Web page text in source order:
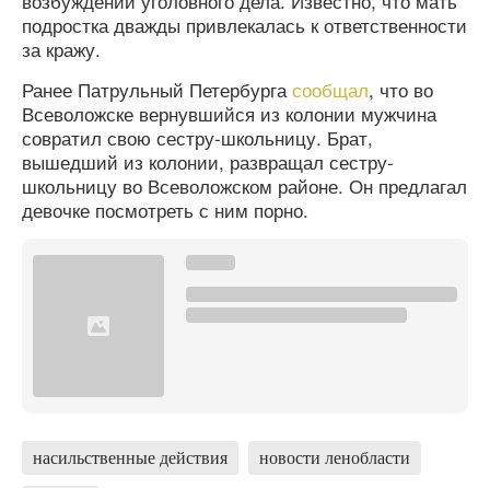
подростка дважды привлекалась к ответственности
за кражу.
Ранее Патрульный Петербургасообщал, что во
Всеволожске вернувшийся из колонии мужчина
совратил свою сестру-школьницу. Брат,
вышедший из колонии, развращал сестру-
школьницу во Всеволожском районе. Он предлагал
девочке посмотреть с ним порно.
насильственные действия
новости ленобласти